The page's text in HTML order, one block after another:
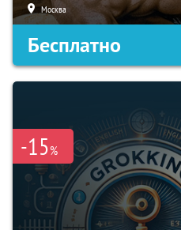
Москва
Бесплатно
-15%